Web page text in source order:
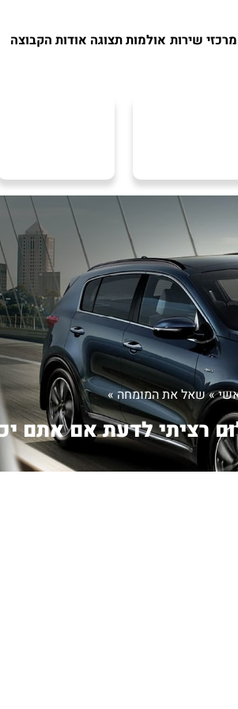
מרכזי שירות אולמות תצוגה אודות הקבוצה
»שאל את המומחה»
רציתי לדעת אם אתם